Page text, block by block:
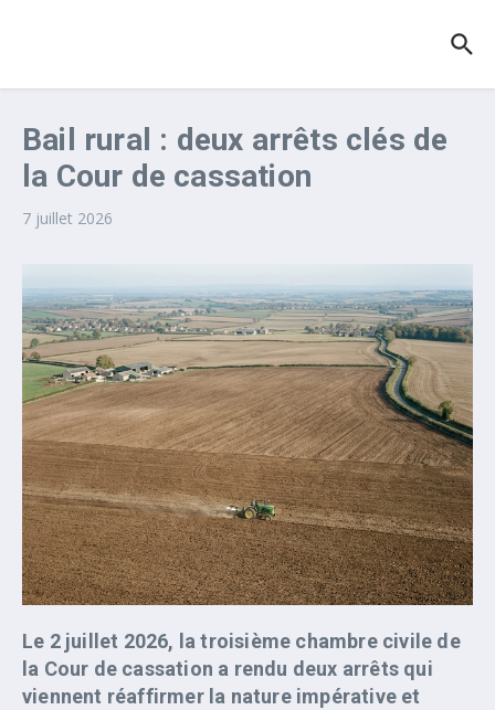
Bail rural : deux arrêts clés de
la Cour de cassation
7 juillet 2026
Le 2 juillet 2026, la troisième chambre civile de
la Cour de cassation a rendu deux arrêts qui
viennent réaffirmer la nature impérative et